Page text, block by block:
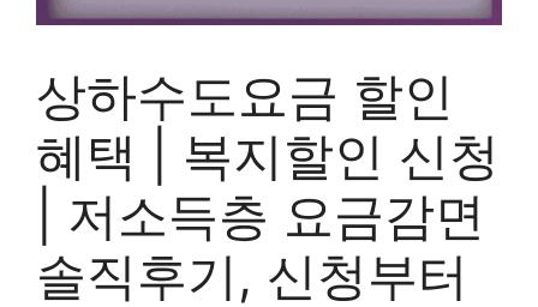
상하수도요금 할인
혜택 | 복지할인 신청
| 저소득층 요금감면
솔직후기, 신청부터